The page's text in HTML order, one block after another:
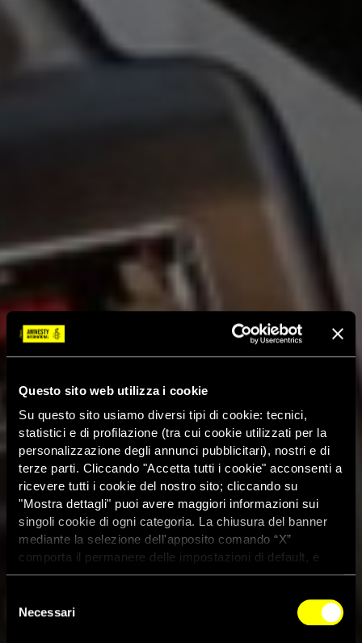
Questo sito web utilizza i cookie
Su questo sito usiamo diversi tipi di cookie: tecnici,
statistici e di profilazione (tra cui cookie utilizzati per la
personalizzazione degli annunci pubblicitari), nostri e di
terze parti. Cliccando "Accetta tutti i cookie" acconsenti a
ricevere tutti i cookie del nostro sito; cliccando su
"Mostra dettagli" puoi avere maggiori informazioni sui
singoli cookie di ogni categoria. La chiusura del banner
mediante la selezione dell'apposito comando “X”
comporta il permanere delle impostazioni di default, e
dunque la continuazione della navigazione con i cookie
dei cookie attivi sul sito clicca
delNecessari